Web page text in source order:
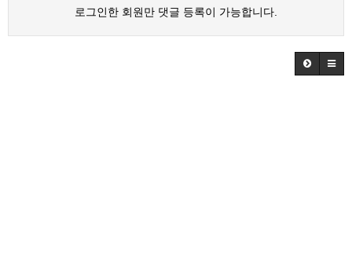
로그인한 회원만 댓글 등록이 가능합니다.